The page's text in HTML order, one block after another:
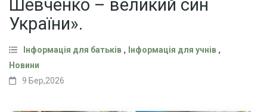
Шевченко – великий син
України».
Інформація для батьків , Інформація для учнів ,
Новини
9 Бер,2026